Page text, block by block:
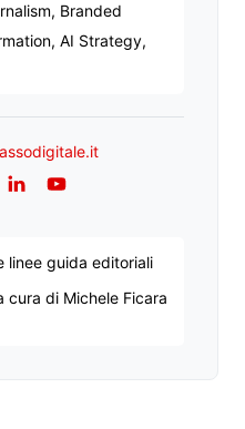
Branded
AI Strategy,
LinkedInYouTube
linee guida editoriali
cura di Michele Ficara